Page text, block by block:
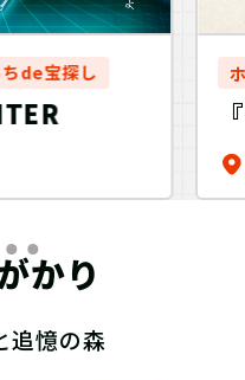
de宝探し
かり
追憶の森